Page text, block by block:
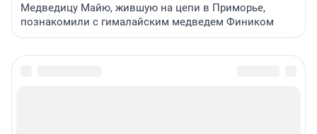
Медведицу Майю, жившую на цепи в Приморье,
познакомили с гималайским медведем Фиником